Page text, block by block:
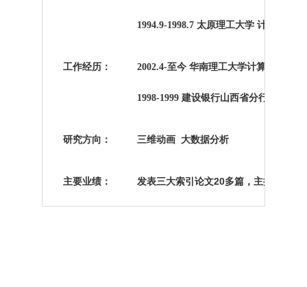
1994.9-1998.7 太原理工大学 计算机应用
工作经历： 2002.4-至今 华南理工大学计算机学院教
1998-1999 建设银行山西省分行科技处
研究方向： 三维动画 大数据分析
主要业绩： 发表三大索引论文20多篇，主持和参与